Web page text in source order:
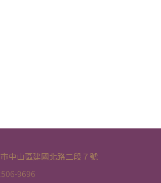
中山區建國北路二段７號
9696